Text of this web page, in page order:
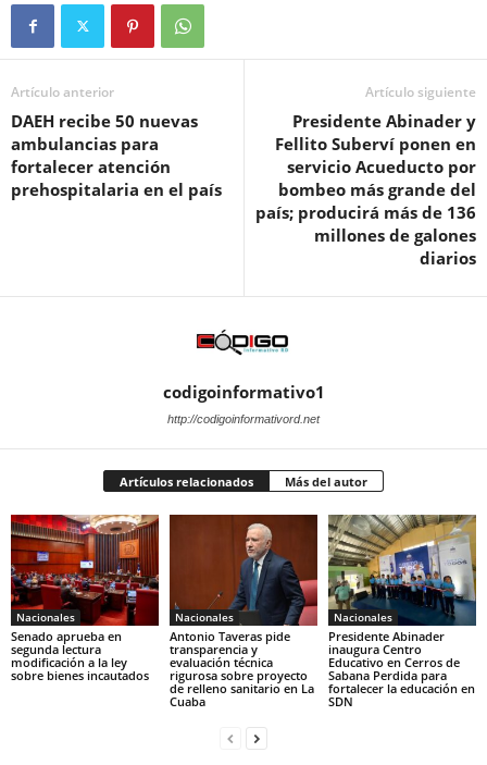
Artículo anterior
DAEH recibe 50 nuevas
ambulancias para
fortalecer atención
prehospitalaria en el país
Artículo siguiente
Presidente Abinader y
Fellito Suberví ponen en
servicio Acueducto por
bombeo más grande del
país; producirá más de 136
millones de galones
diarios
codigoinformativo1
http://codigoinformativord.net
Artículos relacionados Más del autor
Nacionales
Senado aprueba en
segunda lectura
modificación a la ley
sobre bienes incautados
Nacionales
Antonio Taveras pide
transparencia y
evaluación técnica
rigurosa sobre proyecto
de relleno sanitario en La
Cuaba
Nacionales
Presidente Abinader
inaugura Centro
Educativo en Cerros de
Sabana Perdida para
fortalecer la educación en
SDN